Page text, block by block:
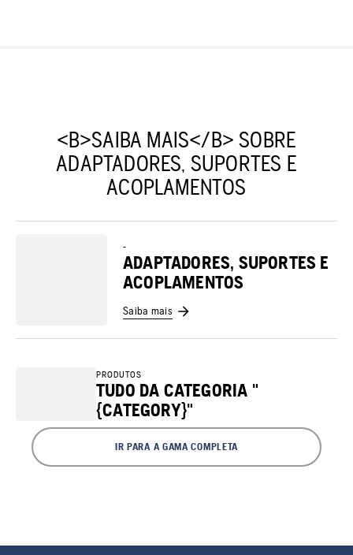
<B>SAIBA MAIS</B> SOBRE
ADAPTADORES, SUPORTES E
ACOPLAMENTOS
-
ADAPTADORES, SUPORTES E
ACOPLAMENTOS
Saiba mais
PRODUTOS
TUDO DA CATEGORIA "
{CATEGORY}"
IR PARA A GAMA COMPLETA